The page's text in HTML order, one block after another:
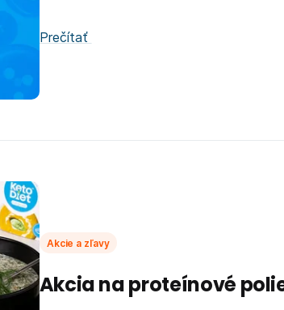
Prečítať
Akcie a zľavy
Akcia na proteínové